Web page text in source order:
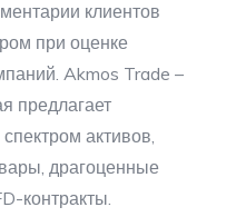
клиентов
при оценке
Akmos Trade –
предлагает
активов,
драгоценные
контракты.